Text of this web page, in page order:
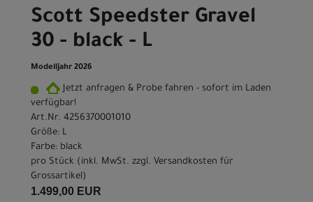
Scott Speedster Gravel
30 - black - L
Modelljahr 2026
Jetzt anfragen & Probe fahren - sofort im Laden
verfügbar!
Art.Nr. 4256370001010
Größe: L
Farbe: black
pro Stück (inkl. MwSt. zzgl. Versandkosten für
Grossartikel)
1.499,00 EUR